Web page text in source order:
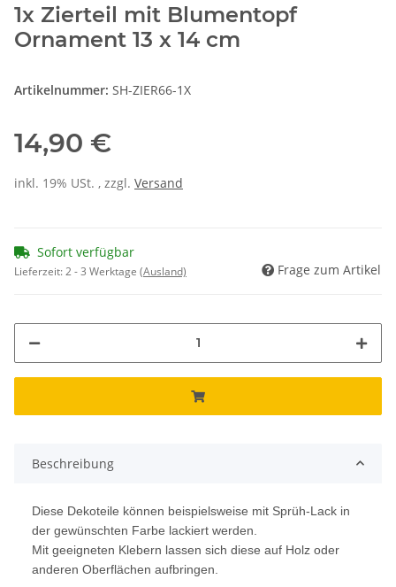
1x Zierteil mit Blumentopf
Ornament 13 x 14 cm
Artikelnummer: SH-ZIER66-1X
14,90 €
inkl. 19% USt. , zzgl. Versand
Sofort verfügbar
Lieferzeit:2 - 3 Werktage (Ausland) Frage zum Artikel
Beschreibung
Diese Dekoteile können beispielsweise mit Sprüh-Lack in
der gewünschten Farbe lackiert werden.
Mit geeigneten Klebern lassen sich diese auf Holz oder
anderen Oberflächen aufbringen.